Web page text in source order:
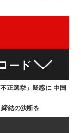
正選挙」疑惑に 中国
結の決断を